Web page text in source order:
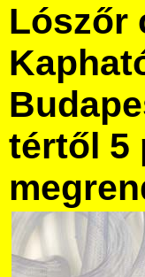
Lószőr
tértől 5